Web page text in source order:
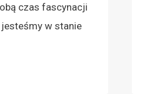
czas fascynacji
w stanie